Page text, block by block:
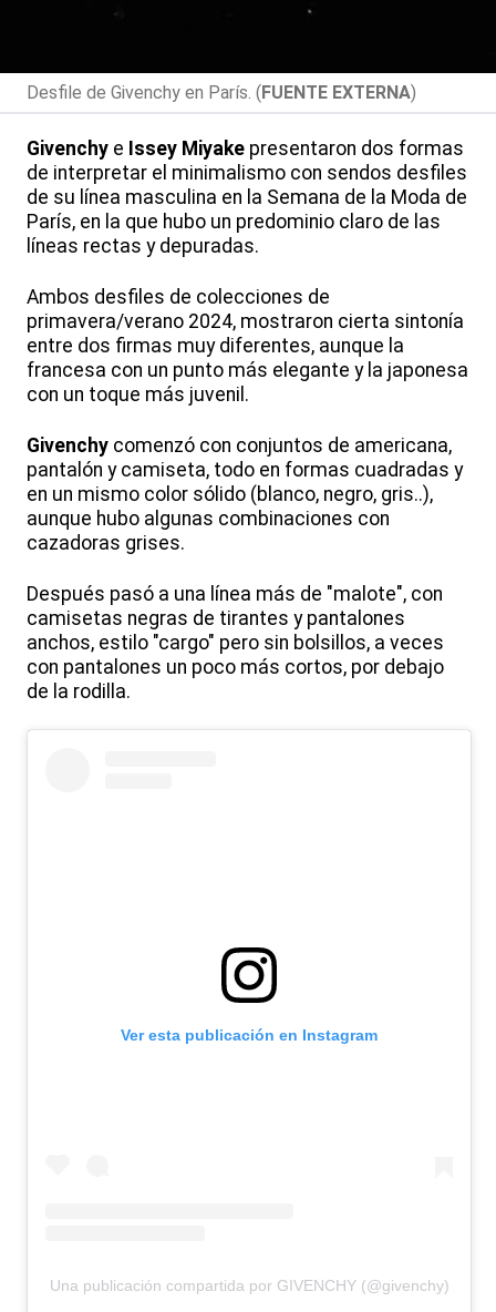
Desfile de Givenchy en París. (FUENTE EXTERNA)
Givenchy e Issey Miyake presentaron dos formas
de interpretar el minimalismo con sendos desfiles
de su línea masculina en la Semana de la Moda de
París, en la que hubo un predominio claro de las
líneas rectas y depuradas.
Ambos desfiles de colecciones de
primavera/verano 2024, mostraron cierta sintonía
entre dos firmas muy diferentes, aunque la
francesa con un punto más elegante y la japonesa
con un toque más juvenil.
Givenchy comenzó con conjuntos de americana,
pantalón y camiseta, todo en formas cuadradas y
en un mismo color sólido (blanco, negro, gris..),
aunque hubo algunas combinaciones con
cazadoras grises.
Después pasó a una línea más de "malote", con
camisetas negras de tirantes y pantalones
anchos, estilo "cargo" pero sin bolsillos, a veces
con pantalones un poco más cortos, por debajo
de la rodilla.
Ver esta publicación en Instagram
Una publicación compartida por GIVENCHY (@givenchy)